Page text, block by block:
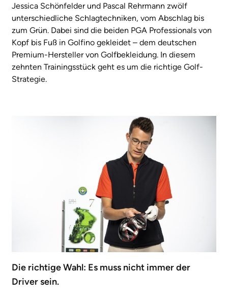
Jessica Schönfelder und Pascal Rehrmann zwölf
unterschiedliche Schlagtechniken, vom Abschlag bis
zum Grün. Dabei sind die beiden PGA Professionals von
Kopf bis Fuß in Golfino gekleidet – dem deutschen
Premium-Hersteller von Golfbekleidung. In diesem
zehnten Trainingsstück geht es um die richtige Golf-
Strategie.
Die richtige Wahl: Es muss nicht immer der
Driver sein.